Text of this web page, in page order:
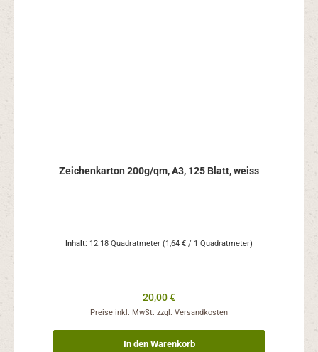
Zeichenkarton 200g/qm, A3, 125 Blatt, weiss
Inhalt: 12.18 Quadratmeter (1,64 € / 1 Quadratmeter)
Regulärer Preis:
20,00 €
Preise inkl. MwSt. zzgl. Versandkosten
In den Warenkorb